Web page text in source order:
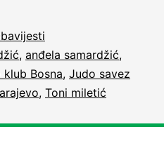
, anđela samardžić,
klub Bosna, Judo savez
, Toni miletić